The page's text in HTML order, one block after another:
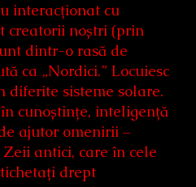
interacționat cu
creatorii noștri (prin
dintr-o rasă de
ca „Nordici.” Locuiesc
sisteme solare.
cunoștințe, inteligență
ajutor omenirii –
antici, care în cele
drept